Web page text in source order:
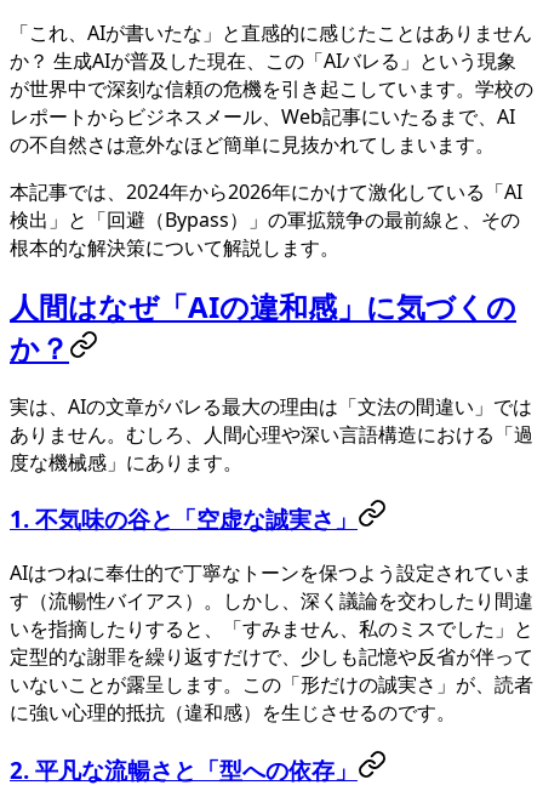
「これ、AIが書いたな」と直感的に感じたことはありません
か？ 生成AIが普及した現在、この「AIバレる」という現象
が世界中で深刻な信頼の危機を引き起こしています。学校の
レポートからビジネスメール、Web記事にいたるまで、AI
の不自然さは意外なほど簡単に見抜かれてしまいます。
本記事では、2024年から2026年にかけて激化している「AI
検出」と「回避（Bypass）」の軍拡競争の最前線と、その
根本的な解決策について解説します。
人間はなぜ「AIの違和感」に気づくの
か？
実は、AIの文章がバレる最大の理由は「文法の間違い」では
ありません。むしろ、人間心理や深い言語構造における「過
度な機械感」にあります。
1. 不気味の谷と「空虚な誠実さ」
AIはつねに奉仕的で丁寧なトーンを保つよう設定されていま
す（流暢性バイアス）。しかし、深く議論を交わしたり間違
いを指摘したりすると、「すみません、私のミスでした」と
定型的な謝罪を繰り返すだけで、少しも記憶や反省が伴って
いないことが露呈します。この「形だけの誠実さ」が、読者
に強い心理的抵抗（違和感）を生じさせるのです。
2. 平凡な流暢さと「型への依存」